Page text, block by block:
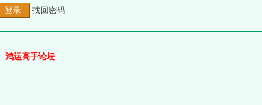
找回密码
鸿运高手论坛